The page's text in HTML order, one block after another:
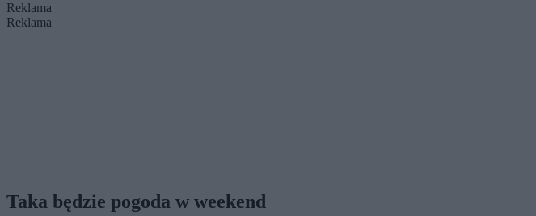
Reklama
Reklama
Taka będzie pogoda w weekend